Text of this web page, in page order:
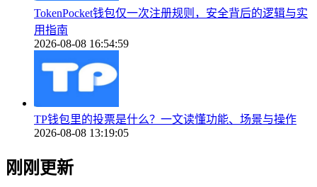
TokenPocket钱包仅一次注册规则，安全背后的逻辑与实
用指南
2026-08-08 16:54:59
TP钱包里的投票是什么？一文读懂功能、场景与操作
2026-08-08 13:19:05
刚刚更新